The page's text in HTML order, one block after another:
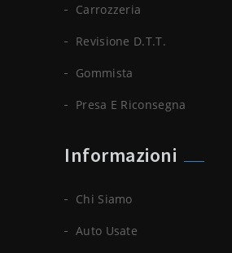
Carrozzeria
Revisione D.t.t.
Gommista
Presa E Riconsegna
Informazioni
Chi Siamo
Auto Usate